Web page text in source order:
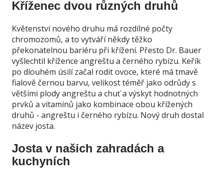
Kříženec dvou různých druhů
Květenství nového druhu má rozdílné počty
chromozomů, a to vytváří někdy těžko
překonatelnou bariéru při křížení. Přesto Dr. Bauer
vyšlechtil křížence angreštu a černého rybízu. Keřík
po dlouhém úsilí začal rodit ovoce, které má tmavě
fialově černou barvu, velikost téměř jako odrůdy s
většími plody angreštu a chuť a výskyt hodnotných
prvků a vitamínů jako kombinace obou křížených
druhů - angreštu i černého rybízu. Nový druh dostal
název josta.
Josta v našich zahradách a
kuchyních